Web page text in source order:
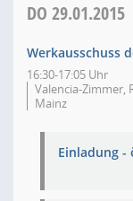
DO 29.01.2015
Werkausschuss
16:30-17:05 Uhr
Valencia-Zimmer,
Mainz
Einladung